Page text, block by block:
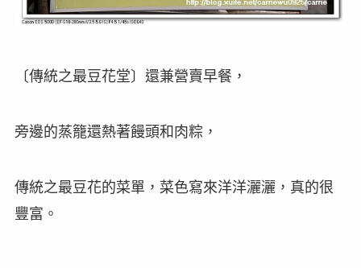
〔傳統之最豆花堂〕 還兼營賣早餐，
旁邊的蒸籠還熱著饅頭和肉粽，
傳統之最豆花的菜單，菜色寫來洋洋灑灑，真的很
豐富。